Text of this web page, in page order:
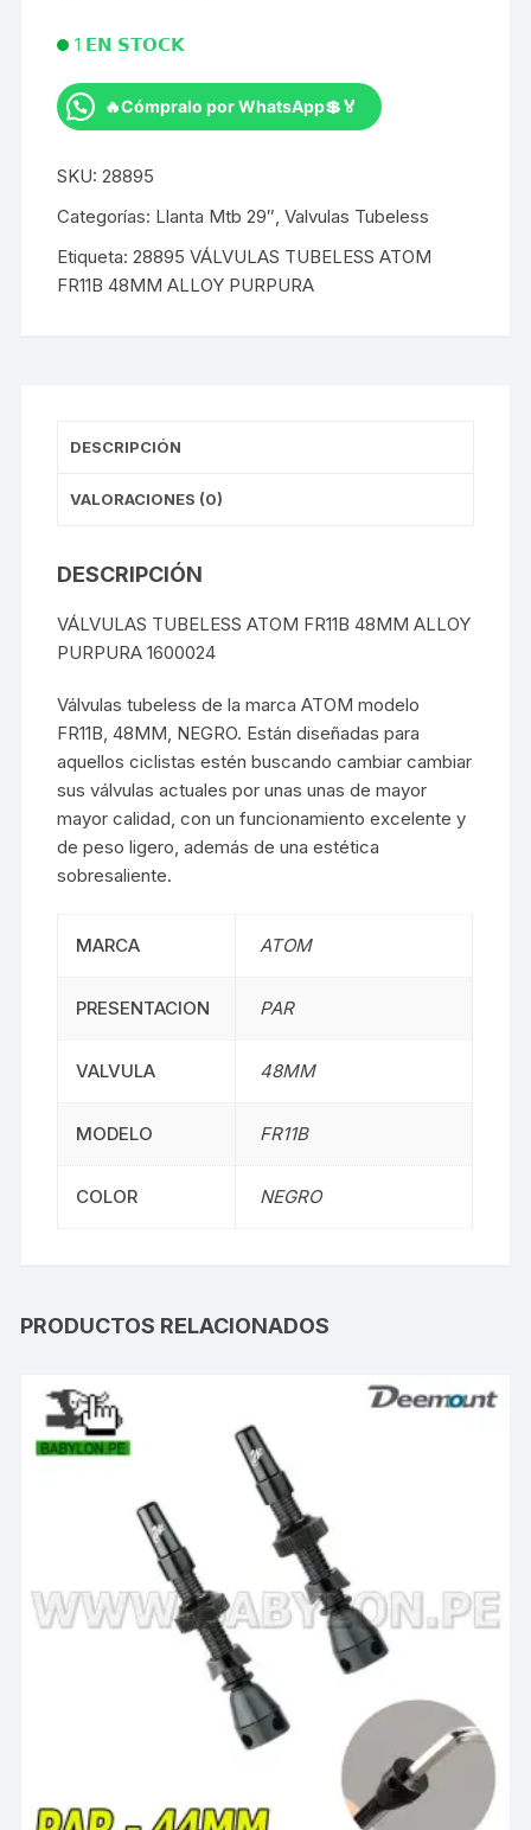
1 𝗘𝗡 𝗦𝗧𝗢𝗖𝗞
VÁLVULAS
ATOM
FR11B
ALLOY
PURPURA
🔥Cómpralo por WhatsApp💲🏅
SKU:28895
Categorías: Llanta Mtb 29″,Valvulas Tubeless
Etiqueta:28895 VÁLVULAS TUBELESS ATOM
FR11B 48MM ALLOY PURPURA
DESCRIPCIÓN
VALORACIONES (0)
DESCRIPCIÓN
VÁLVULAS TUBELESS ATOM FR11B 48MM ALLOY
PURPURA 1600024
Válvulas tubeless de la marca ATOM modelo
FR11B, 48MM, NEGRO. Están diseñadas para
aquellos ciclistas estén buscando cambiar cambiar
sus válvulas actuales por unas unas de mayor
mayor calidad, con un funcionamiento excelente y
de peso ligero, además de una estética
sobresaliente.
MARCA ATOM
PRESENTACION PAR
VALVULA 48MM
MODELO FR11B
COLOR NEGRO
PRODUCTOS RELACIONADOS